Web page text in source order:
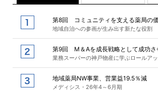
第8回 コミュニティを支える薬局の
地域自治への参画が生み出す新たな役割
第9回 M＆Aを成長戦略として成功さ
業務スーパーの神戸物産に学ぶロールア
地域薬局NW事業、営業益19.5％減
メディシス・26年4～6月期